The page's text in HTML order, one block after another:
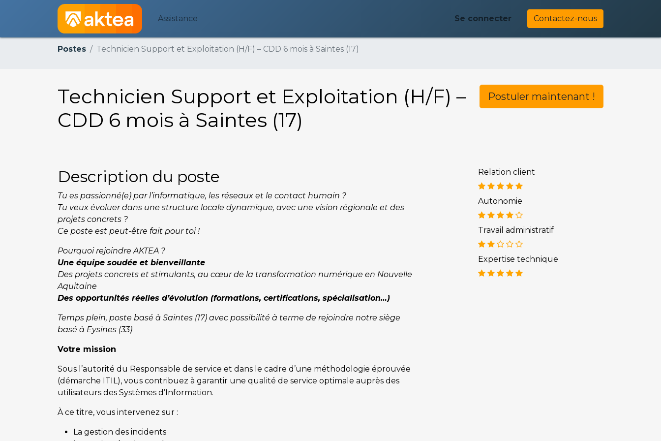
Assistance Se connecter Contactez-nous
Postes Technicien Support et Exploitation (H/F) – CDD 6 mois à Saintes (17)
Postuler maintenant !
Technicien Support et Exploitation (H/F) –
CDD 6 mois à Saintes (17)
Description du poste
Tu es passionné(e) par l’informatique, les réseaux et le contact humain ?
Tu veux évoluer dans une structure locale dynamique, avec une vision régionale et des
projets concrets ?
Ce poste est peut-être fait pour toi !
Pourquoi rejoindre AKTEA ?
Une équipe soudée et bienveillante
Des projets concrets et stimulants, au cœur de la transformation numérique en Nouvelle
Aquitaine
Des opportunités réelles d’évolution (formations, certifications, spécialisation…)
Temps plein, poste basé à Saintes (17) avec possibilité à terme de rejoindre notre siège
basé à Eysines (33)
Votre mission
Sous l’autorité du Responsable de service et dans le cadre d’une méthodologie éprouvée
(démarche ITIL), vous contribuez à garantir une qualité de service optimale auprès des
utilisateurs des Systèmes d’Information.
À ce titre, vous intervenez sur :
La gestion des incidents
Relation client
Autonomie
Travail administratif
Expertise technique